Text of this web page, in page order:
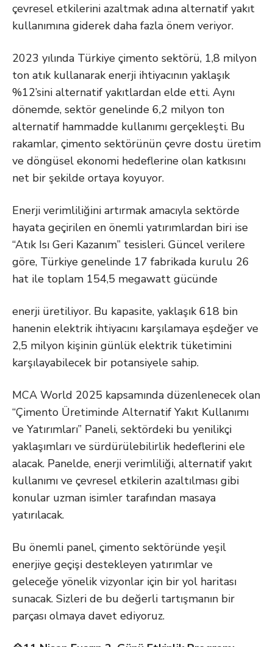
çevresel etkilerini azaltmak adına alternatif yakıt
kullanımına giderek daha fazla önem veriyor.
2023 yılında Türkiye çimento sektörü, 1,8 milyon
ton atık kullanarak enerji ihtiyacının yaklaşık
%12’sini alternatif yakıtlardan elde etti. Aynı
dönemde, sektör genelinde 6,2 milyon ton
alternatif hammadde kullanımı gerçekleşti. Bu
rakamlar, çimento sektörünün çevre dostu üretim
ve döngüsel ekonomi hedeflerine olan katkısını
net bir şekilde ortaya koyuyor.
Enerji verimliliğini artırmak amacıyla sektörde
hayata geçirilen en önemli yatırımlardan biri ise
“Atık Isı Geri Kazanım” tesisleri. Güncel verilere
göre, Türkiye genelinde 17 fabrikada kurulu 26
hat ile toplam 154,5 megawatt gücünde
enerji üretiliyor. Bu kapasite, yaklaşık 618 bin
hanenin elektrik ihtiyacını karşılamaya eşdeğer ve
2,5 milyon kişinin günlük elektrik tüketimini
karşılayabilecek bir potansiyele sahip.
MCA World 2025 kapsamında düzenlenecek olan
“Çimento Üretiminde Alternatif Yakıt Kullanımı
ve Yatırımları” Paneli, sektördeki bu yenilikçi
yaklaşımları ve sürdürülebilirlik hedeflerini ele
alacak. Panelde, enerji verimliliği, alternatif yakıt
kullanımı ve çevresel etkilerin azaltılması gibi
konular uzman isimler tarafından masaya
yatırılacak.
Bu önemli panel, çimento sektöründe yeşil
enerjiye geçişi destekleyen yatırımlar ve
geleceğe yönelik vizyonlar için bir yol haritası
sunacak. Sizleri de bu değerli tartışmanın bir
parçası olmaya davet ediyoruz.